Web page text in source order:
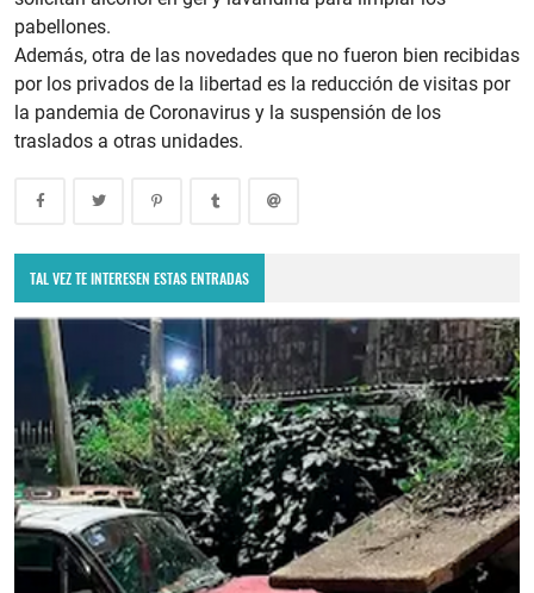
pabellones.
Además, otra de las novedades que no fueron bien recibidas
por los privados de la libertad es la reducción de visitas por
la pandemia de Coronavirus y la suspensión de los
traslados a otras unidades.
TAL VEZ TE INTERESEN ESTAS ENTRADAS